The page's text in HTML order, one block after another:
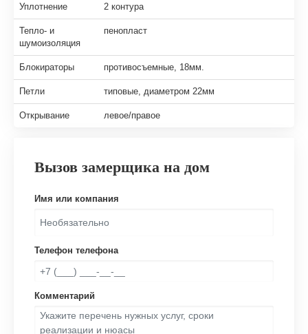
Уплотнение 2 контура
Тепло- и
шумоизоляция
пенопласт
Блокираторы противосъемные, 18мм.
Петли типовые, диаметром 22мм
Открывание левое/правое
Вызов замерщика на дом
Имя или компания
Телефон телефона
Комментарий